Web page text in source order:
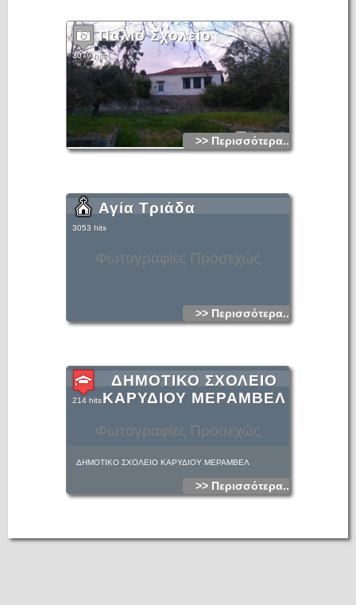
Παλιό Σχολείο
3079 hits
>> Περισσότερα...
Φωτογραφίες Προσεχώς
Αγία Τριάδα
3053 hits
>> Περισσότερα...
Φωτογραφίες Προσεχώς
ΔΗΜΟΤΙΚΟ ΣΧΟΛΕΙΟ
ΚΑΡΥΔΙΟΥ ΜΕΡΑΜΒΕΛ
214 hits
ΔΗΜΟΤΙΚΟ ΣΧΟΛΕΙΟ ΚΑΡΥΔΙΟΥ ΜΕΡΑΜΒΕΛ
>> Περισσότερα...